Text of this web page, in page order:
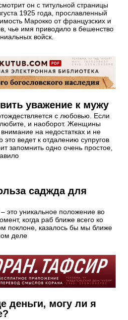
он с титульной страницы
1925 года, прославленный
Марокко от французских и
чье имя приводило в бешенство
войск.
уважение к мужу
с любовью. Если
любите, и наоборот. Женщины
на недостатках и не
это ведет к отдалению супругов
запомнить одно очень простое,
саджда для
это уникальное положение во
когда раб ближе всего ко
поклоне, казалось бы мы ближе
деле
деньги, могу ли я